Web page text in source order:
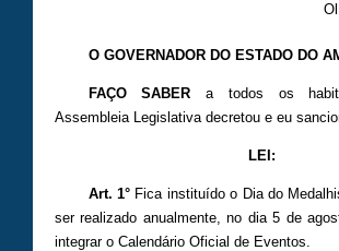
O GOVERNADOR DO ESTADO DO
FAÇO SABER a todos os
Assembleia Legislativa decretou e eu
LEI:
Art. 1° Fica instituído o Dia do
ser realizado anualmente, no dia 5 de
integrar o Calendário Oficial de Eventos.